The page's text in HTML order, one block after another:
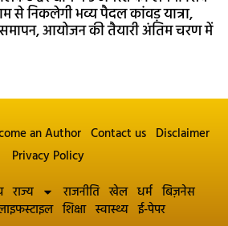
से निकलेगी भव्य पैदल कांवड़ यात्रा,
आयोजन की तैयारी अंतिम चरण में
an Author Contact us Disclaimer
Privacy Policy
राज्य राजनीति खेल धर्म बिज़नेस
शिक्षा स्वास्थ्य ई-पेपर